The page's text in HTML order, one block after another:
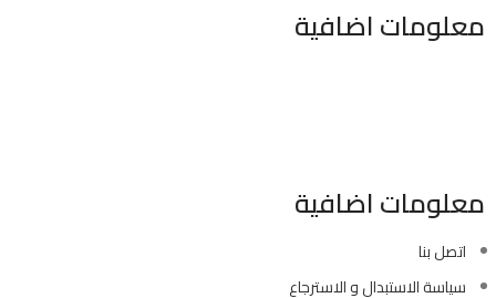
معلومات اضافية
معلومات اضافية
اتصل بنا
سياسة الاستبدال و الاسترجاع